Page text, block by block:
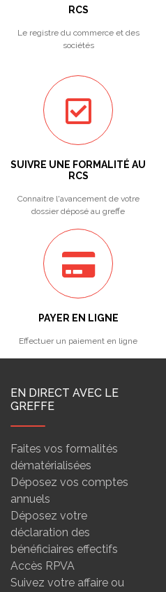
RCS
Le registre du commerce et des
sociétés
SUIVRE UNE FORMALITÉ AU
RCS
Connaitre l'avancement de votre
dossier déposé au greffe
PAYER EN LIGNE
Effectuer un paiement en ligne
EN DIRECT AVEC LE
GREFFE
Faites vos formalités
dématérialisées
Déposez vos comptes
annuels
Déposez votre
déclaration des
bénéficiaires effectifs
Accès RPVA
Suivez votre affaire ou